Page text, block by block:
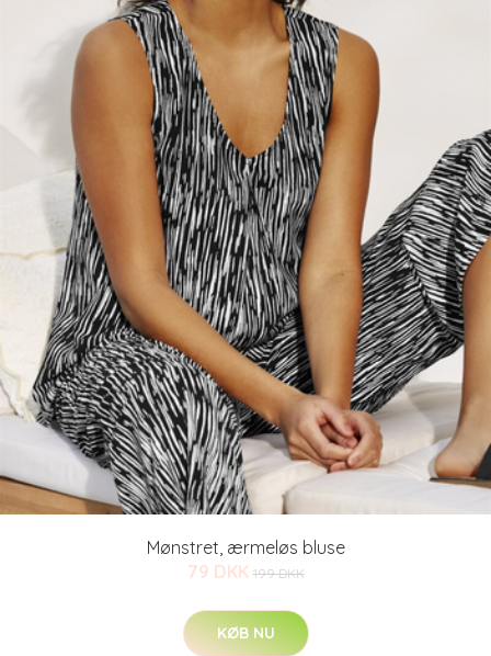
Mønstret, ærmeløs bluse
79 DKK 199 DKK
KØB NU